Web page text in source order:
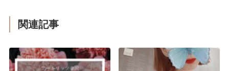
関連記事